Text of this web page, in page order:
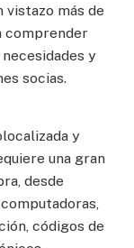
vistazo más de
comprender
y
socias.
y
una gran
desde
códigos de